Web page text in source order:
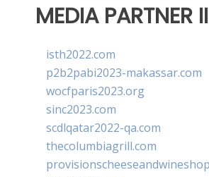
MEDIA PARTNER II
isth2022.com
p2b2pabi2023-makassar.com
wocfparis2023.org
sinc2023.com
scdlqatar2022-qa.com
thecolumbiagrill.com